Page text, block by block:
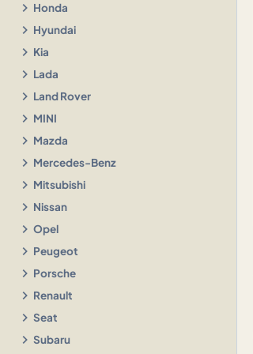
chevron_right Honda
chevron_right Hyundai
chevron_right Kia
chevron_right Lada
chevron_right Land Rover
chevron_right MINI
chevron_right Mazda
chevron_right Mercedes-Benz
chevron_right Mitsubishi
chevron_right Nissan
chevron_right Opel
chevron_right Peugeot
chevron_right Porsche
chevron_right Renault
chevron_right Seat
chevron_right Subaru